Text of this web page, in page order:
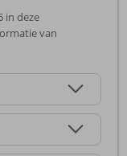
in deze
van